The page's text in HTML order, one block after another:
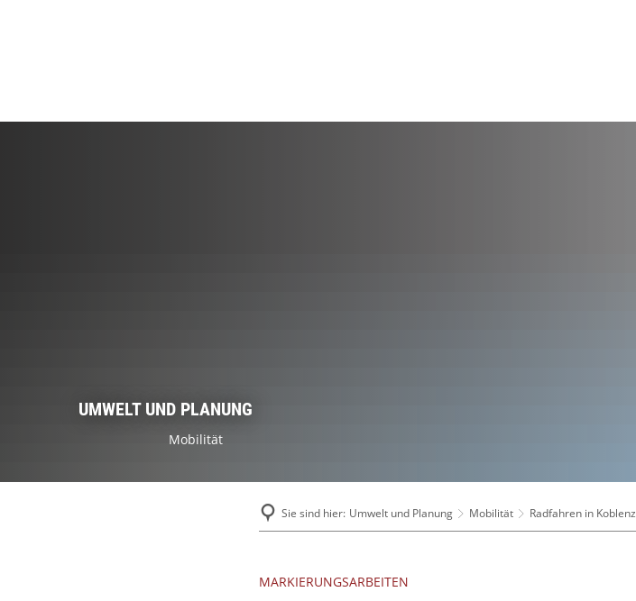
UMWELT UND PLANUNG
Mobilität
Sie sind hier: Umwelt und Planung Mobilität Radfahren in Koblenz
MARKIERUNGSARBEITEN